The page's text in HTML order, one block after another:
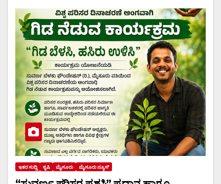
ಇತರ ಸುದ್ದಿ ಕೃಷಿ ಮೈಸೂರು ಮೈಸೂರು ನ್ಯೂಸ್